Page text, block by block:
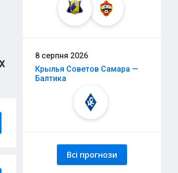
8 серпня 2026
Крылья Советов Самара —
Балтика
Всі прогнози